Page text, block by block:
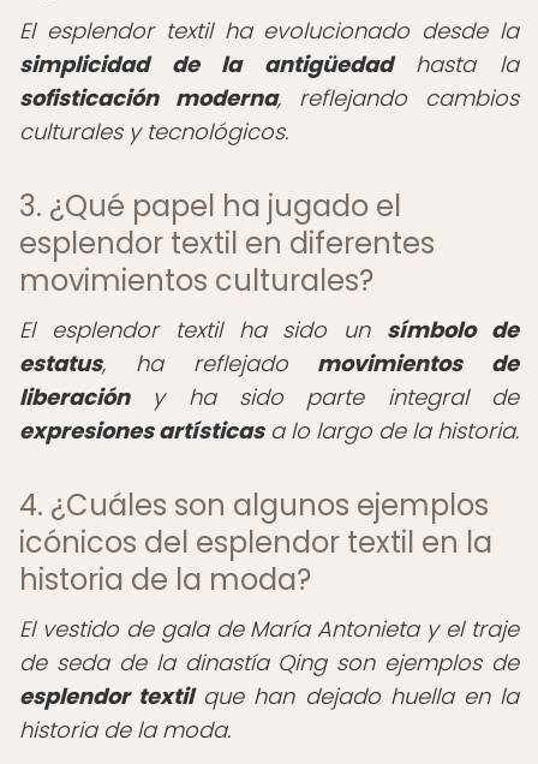
El esplendor textil ha evolucionado desde la
simplicidad de la antigüedadhasta la
sofisticación moderna, reflejando cambios
culturales y tecnológicos.
3. ¿Qué papel ha jugado el
esplendor textil en diferentes
movimientos culturales?
El esplendor textil ha sido un símbolo de
estatus, ha reflejado movimientos de
liberacióny ha sido parte integral de
expresiones artísticasa lo largo de la historia.
4. ¿Cuáles son algunos ejemplos
icónicos del esplendor textil en la
historia de la moda?
El vestido de gala de María Antonieta y el traje
de seda de la dinastía Qing son ejemplos de
esplendor textilque han dejado huella en la
historia de la moda.